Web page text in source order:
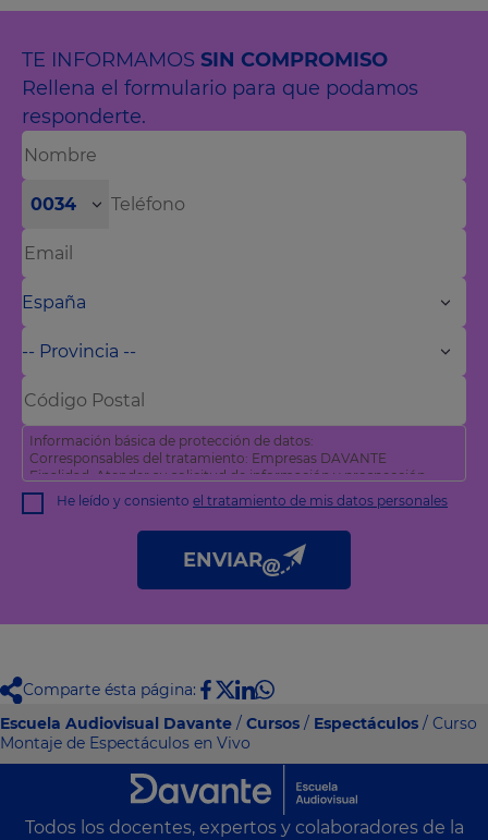
TE INFORMAMOS SIN COMPROMISO
Rellena el formulario para que podamos
responderte.
0034
Información básica de protección de datos:
Corresponsables del tratamiento: Empresas DAVANTE
Finalidad: Atender su solicitud de información y prospección
comercial
Derechos: Puede acceder, rectificar y suprimir sus datos, así
como otros derechos tal y como se explica en nuestra
He leído y consiento el tratamiento de mis datos personales
ENVIAR
Comparte ésta página:
Escuela Audiovisual Davante / Cursos / Espectáculos / Curso
Montaje de Espectáculos en Vivo
Todos los docentes, expertos y colaboradores de la